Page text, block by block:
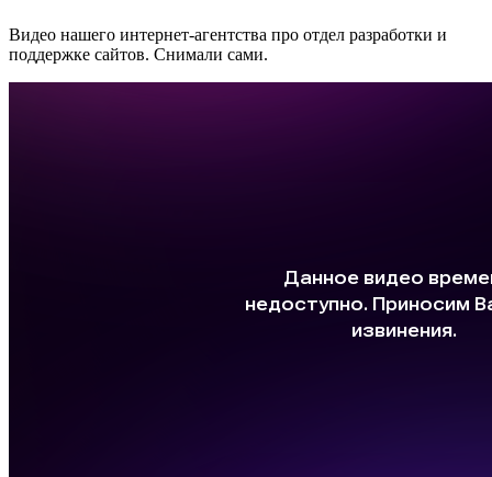
Видео нашего интернет-агентства про отдел разработки и
поддержке сайтов. Снимали сами.